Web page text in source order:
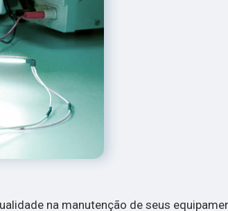
na manutenção de seus